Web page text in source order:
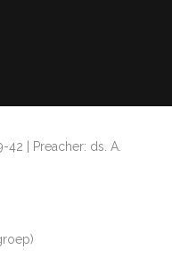
42 | Preacher: ds. A.